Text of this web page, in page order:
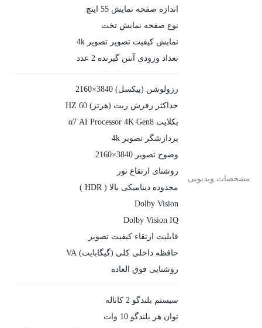
اندازه صفحه نمایش 55 اینچ
نوع صفحه نمایش تخت
نمایش کیفیت تصویر تصویر 4k
تعداد ورودی آنتن گیرنده 2 عدد
مشخصات ویدیویی
رزولوشن (پیکسل) 3840×2160
حداکثر رفرش ریت (هرتز) 60 HZ
بکلایت α7 AI Processor 4K Gen8
پردازشگر تصویر 4k
وضوح تصویر 3840×2160
روشنای ارتقاع نور
محدوده دینامیکی بالا ( HDR )
Dolby Vision
Dolby Vision IQ
قابليت ارتقاء کيفيت تصوير
حافظه داخلی کلی (گیگابایت) VA
روشنایی فوق العاده
سیستم بلندگو 2 کاناله
توان هر بلندگو 10 وات